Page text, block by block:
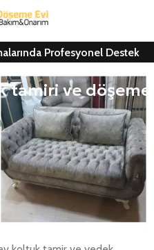
Profesyonel Destek
tamiri ve döşeme
döşeme, koltuk kaplama,
yedek parça değişiminde 25
azmiyle yanınızdayız.
parça değişimleri ve tamir